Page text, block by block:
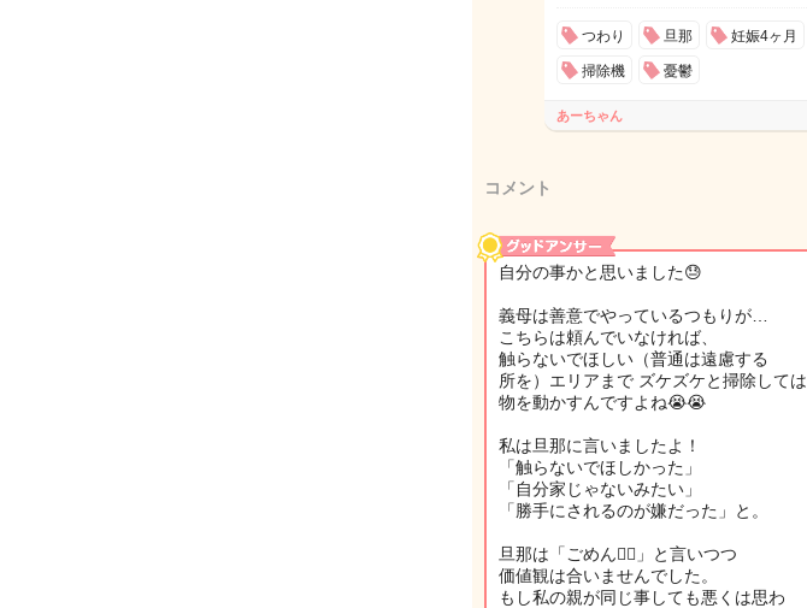
つわり 旦那 妊娠4ヶ月
掃除機 憂鬱
あーちゃん
コメント
自分の事かと思いました😓
義母は善意でやっているつもりが…
こちらは頼んでいなければ、
触らないでほしい（普通は遠慮する
所を）エリアまで ズケズケと掃除しては
物を動かすんですよね😭😭
私は旦那に言いましたよ！
「触らないでほしかった」
「自分家じゃないみたい」
「勝手にされるのが嫌だった」と。
旦那は「ごめん🙇‍♂️」と言いつつ
価値観は合いませんでした。
もし私の親が同じ事しても悪くは思わ